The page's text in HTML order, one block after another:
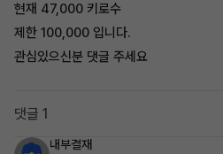
현재 47,000 키로수
제한 100,000 입니다.
관심있으신분 댓글 주세요
댓글 1
내부결재